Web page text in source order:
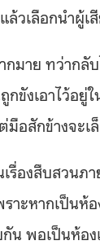
ล้วเลือกนำ
มาย ทว่ากลั
ขังเอาไว้อ
อสักข้างจะ
รื่องสืบสวน
าะหากเป็น
น พอเป็นห้